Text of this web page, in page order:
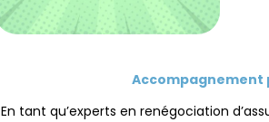
Accompagnement
En tant qu’experts en renégociation